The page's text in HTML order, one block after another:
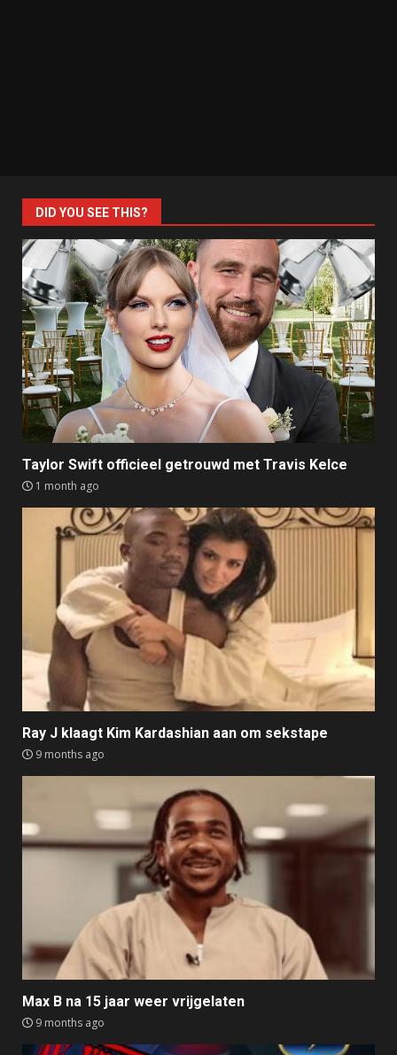
DID YOU SEE THIS?
Taylor Swift officieel getrouwd met Travis Kelce
1 month ago
Ray J klaagt Kim Kardashian aan om sekstape
9 months ago
Max B na 15 jaar weer vrijgelaten
9 months ago